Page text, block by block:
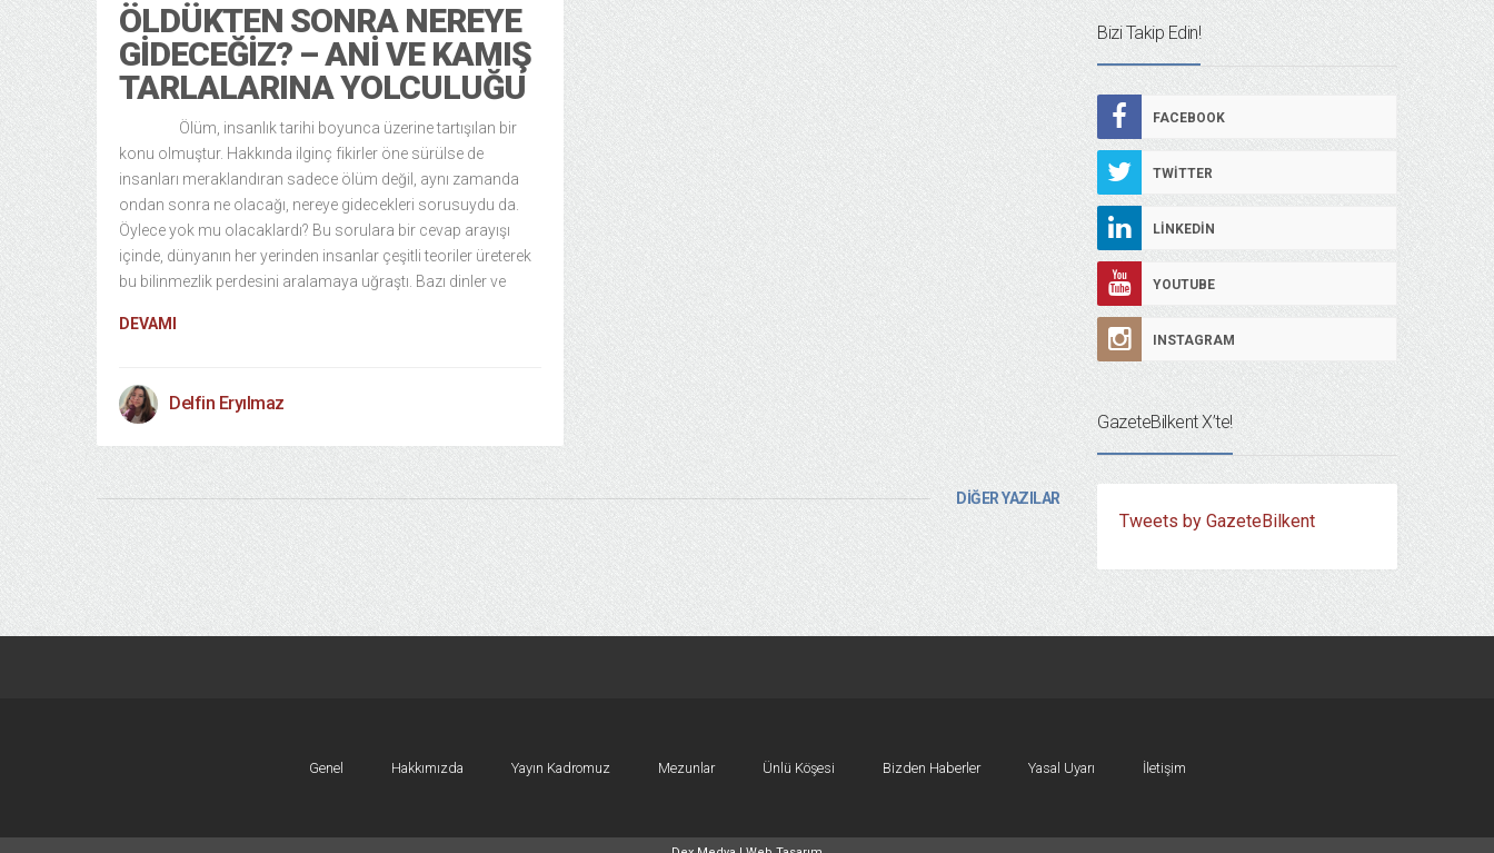
ÖLDÜKTEN SONRA NEREYE
GIDECEĞIZ? – ANI VE KAMIŞ
TARLALARINA YOLCULUĞU
Ölüm, insanlık tarihi boyunca üzerine tartışılan bir
konu olmuştur. Hakkında ilginç fikirler öne sürülse de
insanları meraklandıran sadece ölüm değil, aynı zamanda
ondan sonra ne olacağı, nereye gidecekleri sorusuydu da.
Öylece yok mu olacaklardı? Bu sorulara bir cevap arayışı
içinde, dünyanın her yerinden insanlar çeşitli teoriler üreterek
bu bilinmezlik perdesini aralamaya uğraştı. Bazı dinler ve
DEVAMI
Delfin Eryılmaz
DİĞER YAZILAR
Bizi Takip Edin!
FACEBOOK
TWITTER
LINKEDIN
YOUTUBE
INSTAGRAM
GazeteBilkent X’te!
Tweets by GazeteBilkent
Genel Hakkımızda Yayın Kadromuz Mezunlar Ünlü Köşesi Bizden Haberler Yasal Uyarı İletişim